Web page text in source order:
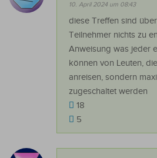
10. April 2024 um 08:43
diese Treffen sind
Teilnehmer nichts zu
Anweisung was jeder
können von Leuten,
anreisen, sondern
zugeschaltet werden
18
5